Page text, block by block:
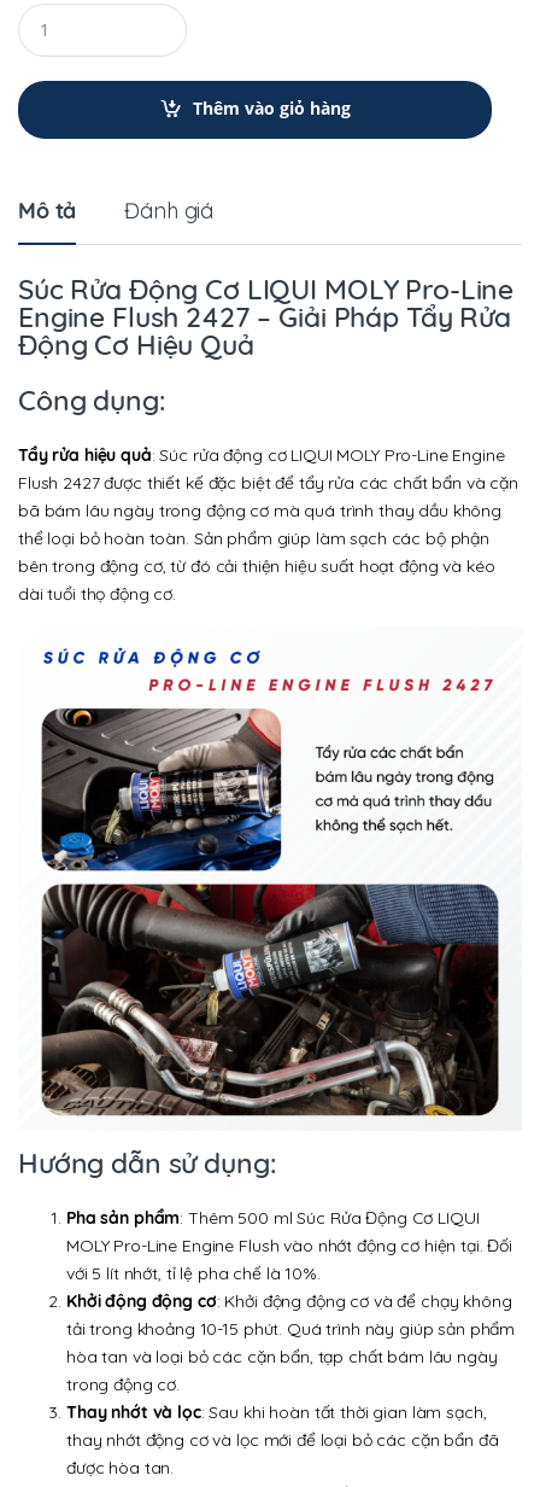
Q
u
a
t
i
Thêm vào giỏ hàng
Mô tả Đánh giá
Súc Rửa Động Cơ LIQUI MOLY Pro-Line
Engine Flush 2427 – Giải Pháp Tẩy Rửa
Động Cơ Hiệu Quả
Công dụng:
Tẩy rửa hiệu quả: Súc rửa động cơ LIQUI MOLY Pro-Line Engine
Flush 2427 được thiết kế đặc biệt để tẩy rửa các chất bẩn và cặn
bã bám lâu ngày trong động cơ mà quá trình thay dầu không
thể loại bỏ hoàn toàn. Sản phẩm giúp làm sạch các bộ phận
bên trong động cơ, từ đó cải thiện hiệu suất hoạt động và kéo
dài tuổi thọ động cơ.
Hướng dẫn sử dụng:
Pha sản phẩm: Thêm 500 ml Súc Rửa Động Cơ LIQUI
MOLY Pro-Line Engine Flush vào nhớt động cơ hiện tại. Đối
với 5 lít nhớt, tỉ lệ pha chế là 10%.
Khởi động động cơ: Khởi động động cơ và để chạy không
tải trong khoảng 10-15 phút. Quá trình này giúp sản phẩm
hòa tan và loại bỏ các cặn bẩn, tạp chất bám lâu ngày
trong động cơ.
Thay nhớt và lọc: Sau khi hoàn tất thời gian làm sạch,
thay nhớt động cơ và lọc mới để loại bỏ các cặn bẩn đã
được hòa tan.